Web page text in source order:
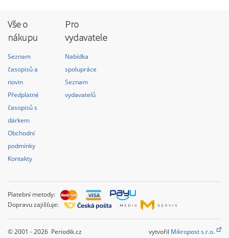
Vše o
nákupu
Seznam
časopisů a
novin
Předplatné
časopisů s
dárkem
Obchodní
podmínky
Kontakty
Pro
vydavatele
Nabídka
spolupráce
Seznam
vydavatelů
Platební metody:
Dopravu zajišťuje:
© 2001 - 2026 Periodik.cz vytvořil Mikropost s.r.o.